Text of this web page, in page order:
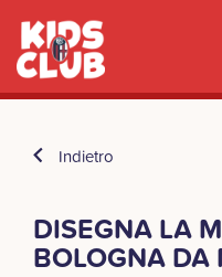
Indietro
DISEGNA LA
BOLOGNA DA